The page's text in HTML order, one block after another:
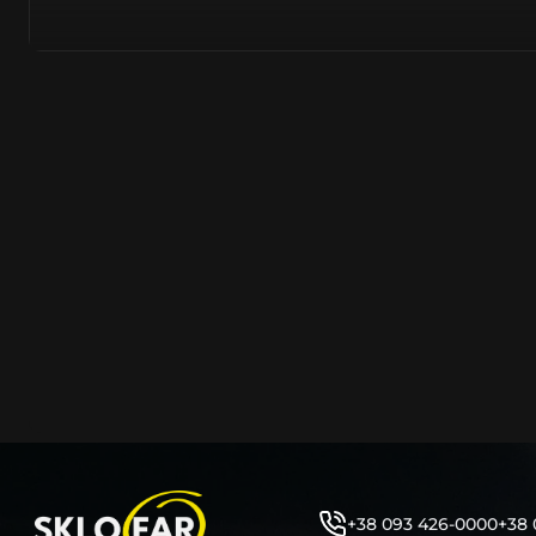
як це часто пропонують автосервіси та автодилери.
заощадити та придбати тільки те, що потребує
+38 093 426-0000+38